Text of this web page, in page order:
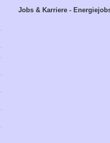
Jobs & Karriere -